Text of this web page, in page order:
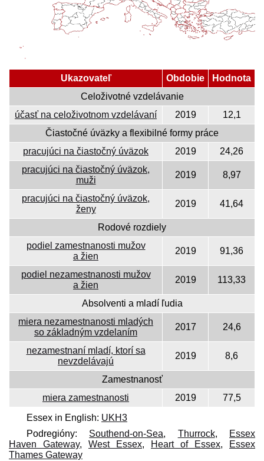
Ukazovateľ Obdobie
Hodnota
Celoživotné vzdelávanie
účasť na celoživotnom vzdelávaní
2019
12,1
Čiastočné úväzky a flexibilné formy práce
pracujúci na čiastočný úväzok
2019
24,26
pracujúci na čiastočný úväzok,
muži
2019 8,97
pracujúci na čiastočný úväzok,
ženy
2019 41,64
Rodové rozdiely
podiel zamestnanosti mužov
a žien
2019 91,36
podiel nezamestnanosti mužov
a žien
2019 113,33
Absolventi a mladí ľudia
miera nezamestnanosti mladých
so základným vzdelaním
2017 24,6
nezamestnaní mladí, ktorí sa
nevzdelávajú
2019 8,6
Zamestnanosť
miera zamestnanosti
2019
77,5
Essex in English: UKH3
Podregióny: Southend-on-Sea, Thurrock,
Essex
Haven Gateway, West Essex, Heart of Essex,
Essex
Thames Gateway